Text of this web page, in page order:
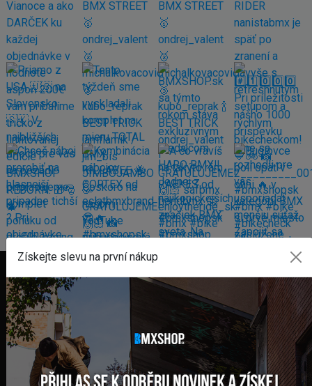
GLOBAL DIAMONDS s. r. o.
Námestie sv. Martina 708/30
082 71 Lipany
Slovensko
Získejte slevu na první nákup